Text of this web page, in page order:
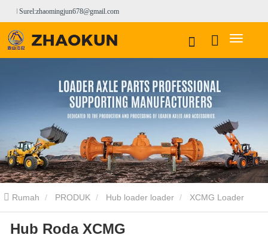
Surel:zhaomingjun678@gmail.com
Rumah PRODUK Hub loader loader XCMG Loader
Wheel Hub Hub roda xcmg
Hub Roda XCMG